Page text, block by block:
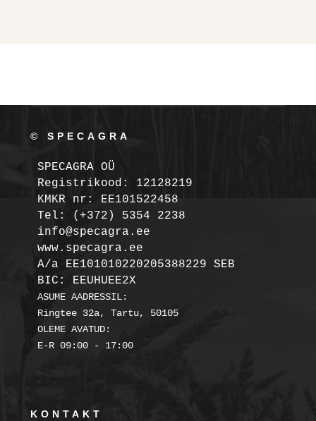
© SPECAGRA
SPECAGRA OÜ
Registrikood: 12128219
KMKR nr: EE101522458
Tel: (+372) 5354 2238
info@specagra.ee
A/a EE101010220205388229 SEB
BIC: EEUHUEE2X
ASUME AADRESSIL:
Ringtee 32a, Tartu, 50105
OLEME AVATUD:
E-R 09:00 - 17:00
KONTAKT